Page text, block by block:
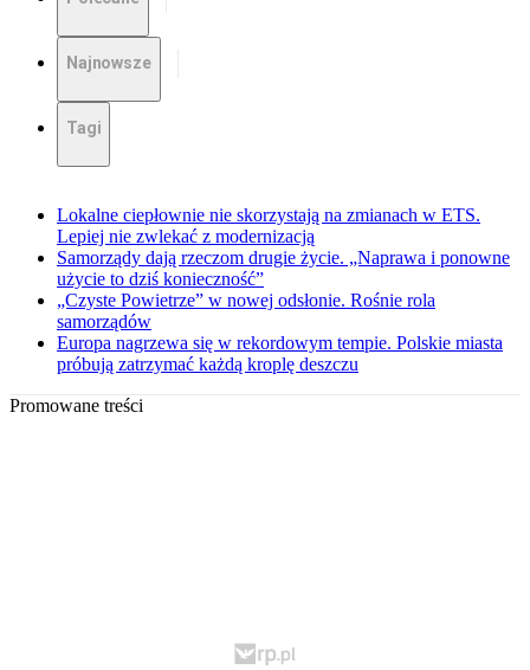
Najnowsze
Tagi
Lokalne ciepłownie nie skorzystają na zmianach w ETS.
Lepiej nie zwlekać z modernizacją
Samorządy dają rzeczom drugie życie. „Naprawa i ponowne
użycie to dziś konieczność”
„Czyste Powietrze” w nowej odsłonie. Rośnie rola
samorządów
Europa nagrzewa się w rekordowym tempie. Polskie miasta
próbują zatrzymać każdą kroplę deszczu
Promowane treści